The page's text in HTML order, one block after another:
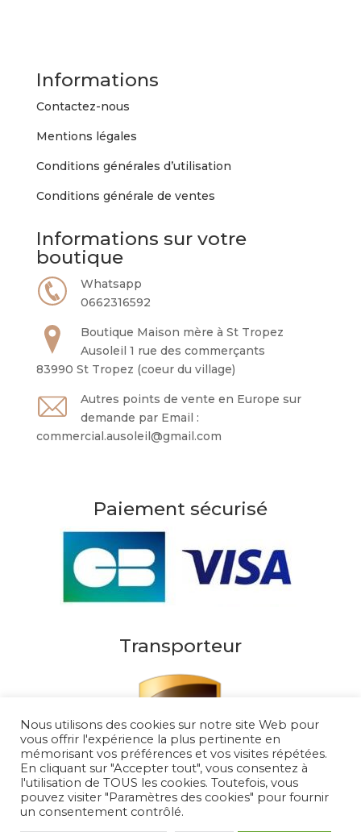
Informations
Contactez-nous
Mentions légales
Conditions générales d’utilisation
Conditions générale de ventes
Informations sur votre
boutique
Whatsapp
0662316592
Boutique Maison mère à St Tropez
Ausoleil 1 rue des commerçants
83990 St Tropez (coeur du village)
Autres points de vente en Europe sur
demande par Email :
commercial.ausoleil@gmail.com
Paiement sécurisé
Transporteur
Nous utilisons des cookies sur notre site Web pour
vous offrir l'expérience la plus pertinente en
mémorisant vos préférences et vos visites répétées.
En cliquant sur "Accepter tout", vous consentez à
l'utilisation de TOUS les cookies. Toutefois, vous
pouvez visiter "Paramètres des cookies" pour fournir
un consentement contrôlé.